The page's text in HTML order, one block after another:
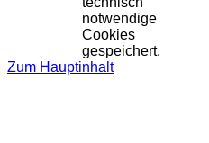
notwendige
Cookies
gespeichert.
Zum Hauptinhalt